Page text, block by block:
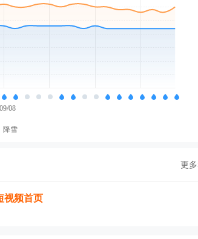
09/08
降雪
更
视频首页